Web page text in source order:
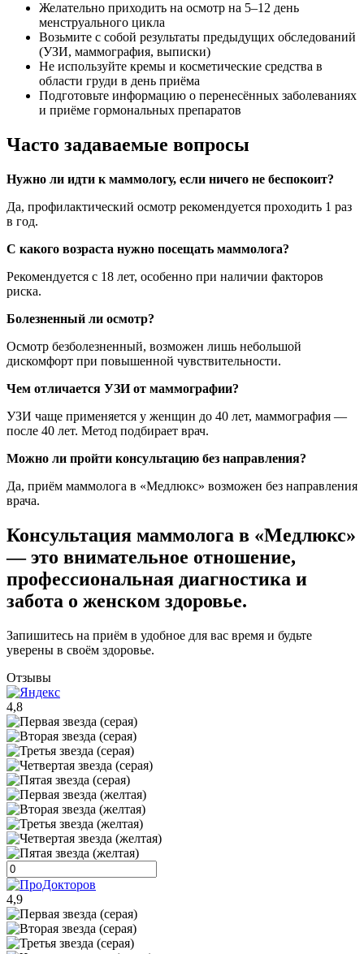
Желательно приходить на осмотр на 5–12 день
менструального цикла
Возьмите с собой результаты предыдущих обследований
(УЗИ, маммография, выписки)
Не используйте кремы и косметические средства в
области груди в день приёма
Подготовьте информацию о перенесённых заболеваниях
и приёме гормональных препаратов
Часто задаваемые вопросы
Нужно ли идти к маммологу, если ничего не беспокоит?
Да, профилактический осмотр рекомендуется проходить 1 раз
в год.
С какого возраста нужно посещать маммолога?
Рекомендуется с 18 лет, особенно при наличии факторов
риска.
Болезненный ли осмотр?
Осмотр безболезненный, возможен лишь небольшой
дискомфорт при повышенной чувствительности.
Чем отличается УЗИ от маммографии?
УЗИ чаще применяется у женщин до 40 лет, маммография —
после 40 лет. Метод подбирает врач.
Можно ли пройти консультацию без направления?
Да, приём маммолога в «Медлюкс» возможен без направления
врача.
Консультация маммолога в «Медлюкс»
— это внимательное отношение,
профессиональная диагностика и
забота о женском здоровье.
Запишитесь на приём в удобное для вас время и будьте
уверены в своём здоровье.
Отзывы
4,8
4,9